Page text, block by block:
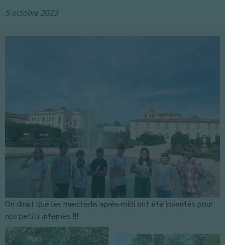
5 octobre 2023
On dirait que les mercredis après-midi ont été inventés pour
nos petits internes !!!